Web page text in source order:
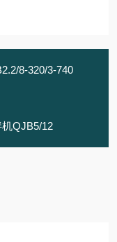
8-320/3-740
QJB5/12